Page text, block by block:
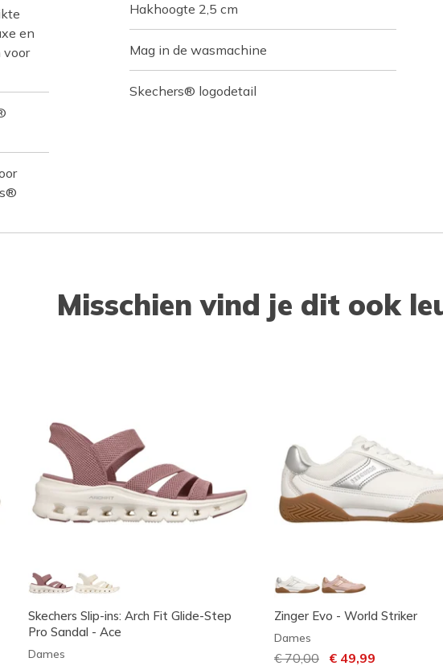
en
voor
Hakhoogte 2,5 cm
Mag in de wasmachine
Skechers® logodetail
Misschien vind je dit ook
Skechers Slip-ins: Arch Fit Glide-Step
Pro Sandal - Ace
Dames
Zinger Evo - World Striker
Dames
Prijs verlaagd van
€ 70,00 naar
€ 49,99